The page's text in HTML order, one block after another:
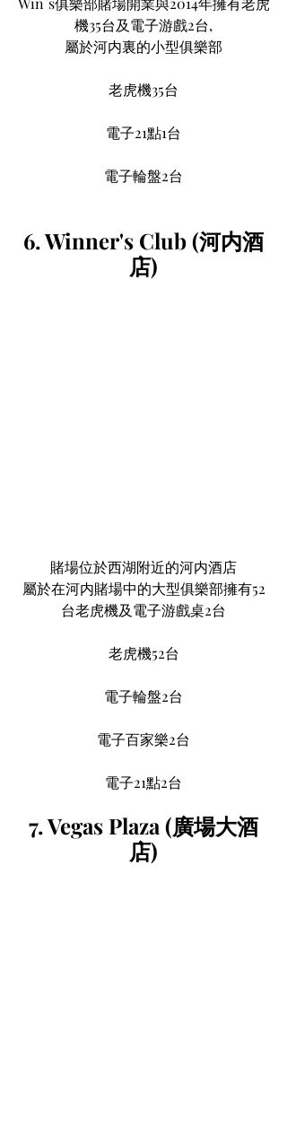
機35台及電子游戲2台,
屬於河内裏的小型俱樂部
老虎機35台
電子21點1台
電子輪盤2台
6. Winner's Club (河内酒
店)
賭場位於西湖附近的河内酒店
屬於在河内賭場中的大型俱樂部擁有52
台老虎機及電子游戲桌2台
老虎機52台
電子輪盤2台
電子百家樂2台
電子21點2台
7. Vegas Plaza (廣場大酒
店)